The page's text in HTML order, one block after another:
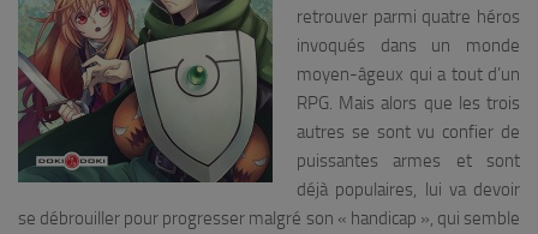
retrouver parmi quatre héros
invoqués dans un monde
moyen-âgeux qui a tout d’un
RPG. Mais alors que les trois
autres se sont vu confier de
puissantes armes et sont
déjà populaires, lui va devoir
se débrouiller pour progresser malgré son « handicap », qui semble